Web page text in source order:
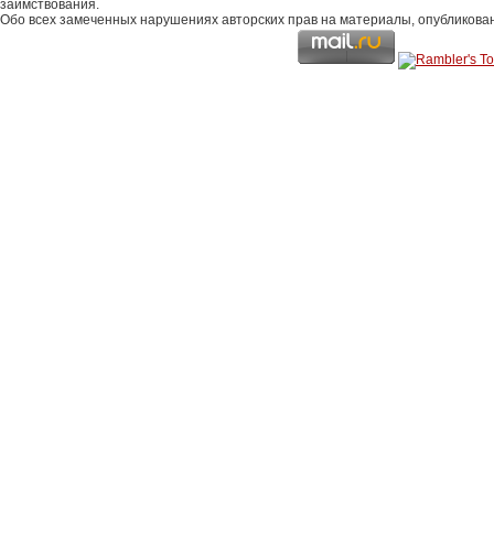
заимствования.
Обо всех замеченных нарушениях авторских прав на материалы,